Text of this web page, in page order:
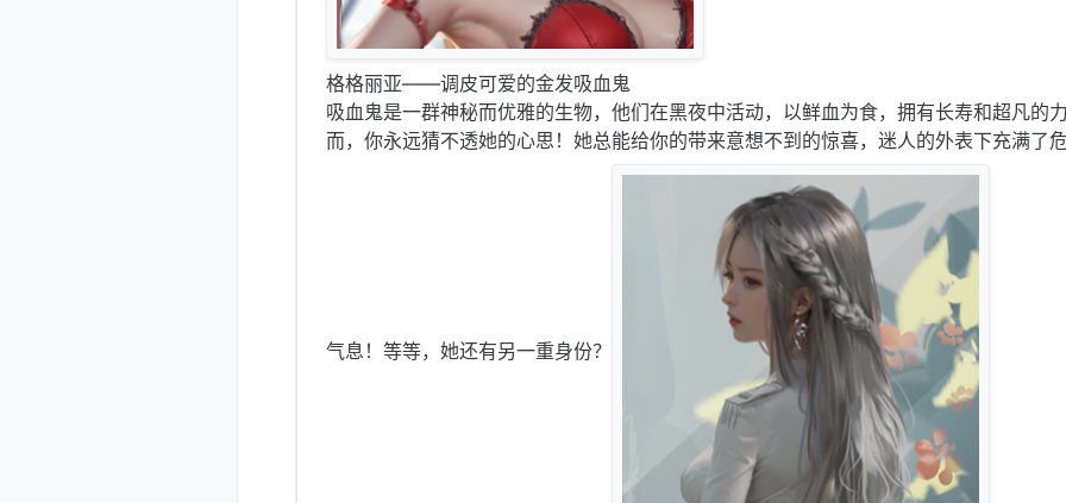
格格丽亚——调皮可爱的金发吸血鬼
吸血鬼是一群神秘而优雅的生物，他们在黑夜中活动，以鲜血为食，拥有长寿和超凡的
而，你永远猜不透她的心思！她总能给你的带来意想不到的惊喜，迷人的外表下充满了
气息！等等，她还有另一重身份？